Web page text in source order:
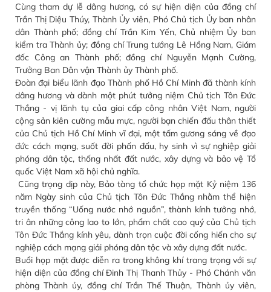
Cùng tham dự lễ dâng hương, có sự hiện diện của đồng chí
Trần Thị Diệu Thúy, Thành Ủy viên, Phó Chủ tịch Ủy ban nhân
dân Thành phố; đồng chí Trần Kim Yến, Chủ nhiệm Ủy ban
kiểm tra Thành ủy; đồng chí Trung tướng Lê Hồng Nam, Giám
đốc Công an Thành phố; đồng chí Nguyễn Mạnh Cường,
Trưởng Ban Dân vận Thành ủy Thành phố.
Đoàn đại biểu lãnh đạo Thành phố Hồ Chí Minh đã thành kính
dâng hương và dành một phút tưởng niệm Chủ tịch Tôn Đức
Thắng - vị lãnh tụ của giai cấp công nhân Việt Nam, người
cộng sản kiên cường mẫu mực, người bạn chiến đấu thân thiết
của Chủ tịch Hồ Chí Minh vĩ đại, một tấm gương sáng về đạo
đức cách mạng, suốt đời phấn đấu, hy sinh vì sự nghiệp giải
phóng dân tộc, thống nhất đất nước, xây dựng và bảo vệ Tổ
quốc Việt Nam xã hội chủ nghĩa.
Cũng trọng dịp này, Bảo tàng tổ chức họp mặt Kỷ niệm 136
năm Ngày sinh của Chủ tịch Tôn Đức Thắng nhằm thể hiện
truyền thống “Uống nước nhớ nguồn”, thành kính tưởng nhớ,
tri ân những công lao to lớn, phẩm chất cao quý của Chủ tịch
Tôn Đức Thắng kính yêu, dành trọn cuộc đời cống hiến cho sự
nghiệp cách mạng giải phóng dân tộc và xây dựng đất nước.
Buổi họp mặt được diễn ra trong không khí trang trọng với sự
hiện diện của đồng chí Đinh Thị Thanh Thủy - Phó Chánh văn
phòng Thành ủy, đồng chí Trần Thế Thuận, Thành ủy viên,